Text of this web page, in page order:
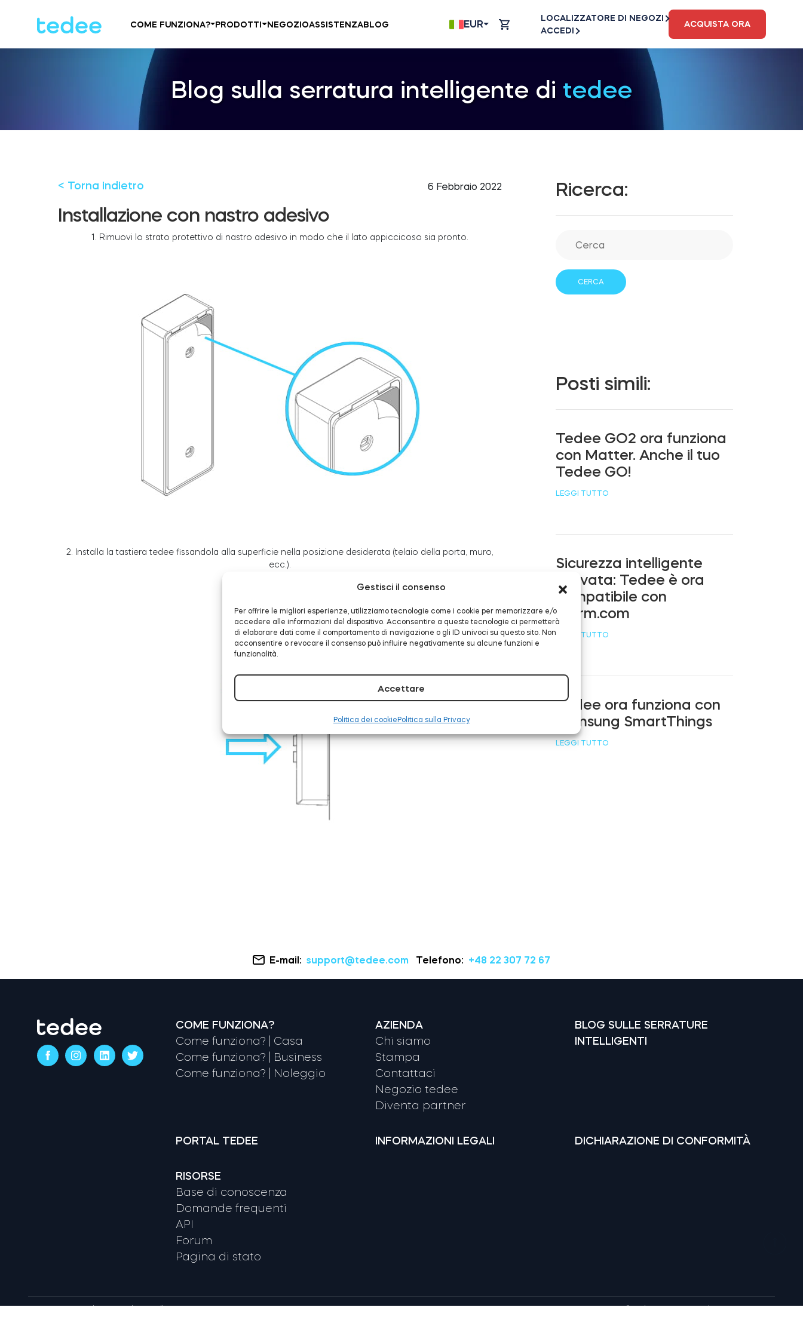
Gestisci il consenso
Per offrire le migliori esperienze, utilizziamo tecnologie come i cookie per memorizzare e/o
accedere alle informazioni del dispositivo. Acconsentire a queste tecnologie ci permetterà
di elaborare dati come il comportamento di navigazione o gli ID univoci su questo sito. Non
acconsentire o revocare il consenso può influire negativamente su alcune funzioni e
funzionalità.
Accettare
Politica dei cookie Politica sulla Privacy
COME FUNZIONA? PRODOTTI NEGOZIOASSISTENZABLOG EUR
LOCALIZZATORE DI NEGOZI
ACCEDI
ACQUISTA ORA
Blog sulla serratura intelligente di tedee
< Torna indietro 6 Febbraio 2022
Installazione con nastro adesivo
1. Rimuovi lo strato protettivo di nastro adesivo in modo che il lato appiccicoso sia pronto.
2. Installa la tastiera tedee fissandola alla superficie nella posizione desiderata (telaio della porta, muro,
ecc.).
Ricerca:
Posti simili:
Tedee GO2 ora funziona
con Matter. Anche il tuo
Tedee GO!
LEGGI TUTTO
Sicurezza intelligente
attivata: Tedee è ora
compatibile con
Alarm.com
LEGGI TUTTO
Tedee ora funziona con
Samsung SmartThings
LEGGI TUTTO
E-mail: support@tedee.com Telefono: +48 22 307 72 67
COME FUNZIONA?
Come funziona? | Casa
Come funziona? | Business
Come funziona? | Noleggio
AZIENDA
Chi siamo
Stampa
Contattaci
Negozio tedee
Diventa partner
BLOG SULLE SERRATURE
INTELLIGENTI
PORTAL TEDEE INFORMAZIONI LEGALI DICHIARAZIONE DI CONFORMITÀ
RISORSE
Base di conoscenza
Domande frequenti
API
Forum
Pagina di stato
Termini e condizioni Politica sulla Privacy
© tedee 2025. Tutti i diritti riservati.